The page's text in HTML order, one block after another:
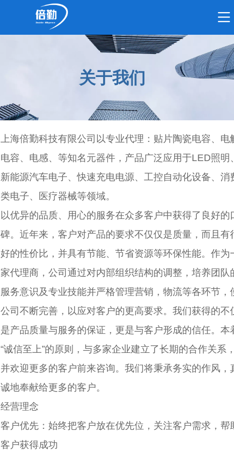
关于我们
上海倍勤科技有限公司以专业代理：贴片陶瓷电容、电
电容、电感、等知名元器件，产品广泛应用于LED照明、
新能源汽车电子、快速充电电源、工控自动化设备、消
类电子、医疗器械等领域。
以优异的品质、用心的服务在众多客户中获得了良好的
碑。近年来，客户对产品的要求不仅仅是质量，而且有
好的性价比，并具有节能、节省资源等环保性能。作为
家代理商，公司通过对内部组织结构的调整，培养团队
服务意识及专业技能并严格管理营销，物流等各环节，
公司不断完善，以应对客户的更高要求。我们获得的不
是产品质量与服务的保证，更是与客户形成的信任。本
“诚信至上”的原则，与多家企业建立了长期的合作关系，
并欢迎更多的客户前来咨询。我们将秉承务实的作风，
诚地奉献给更多的客户。
经营理念
客户优先：始终把客户放在优先位，关注客户需求，帮
客户获得成功